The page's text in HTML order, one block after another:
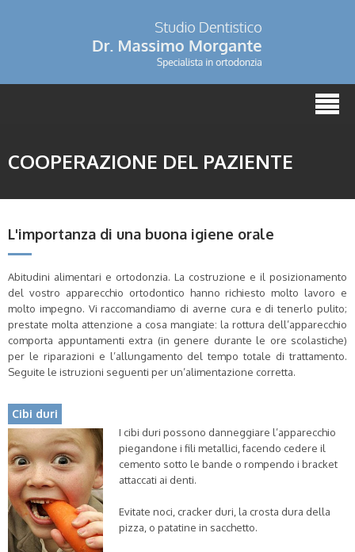
COOPERAZIONE DEL PAZIENTE
L'importanza di una buona igiene orale
Abitudini alimentari e ortodonzia. La costruzione e il posizionamento
del vostro apparecchio ortodontico hanno richiesto molto lavoro e
molto impegno. Vi raccomandiamo di averne cura e di tenerlo pulito;
prestate molta attenzione a cosa mangiate: la rottura dell’apparecchio
comporta appuntamenti extra (in genere durante le ore scolastiche)
per le riparazioni e l’allungamento del tempo totale di trattamento.
Seguite le istruzioni seguenti per un’alimentazione corretta.
Cibi duri
I cibi duri possono danneggiare l’apparecchio
piegandone i fili metallici, facendo cedere il
cemento sotto le bande o rompendo i bracket
attaccati ai denti.
Evitate noci, cracker duri, la crosta dura della
pizza, o patatine in sacchetto.